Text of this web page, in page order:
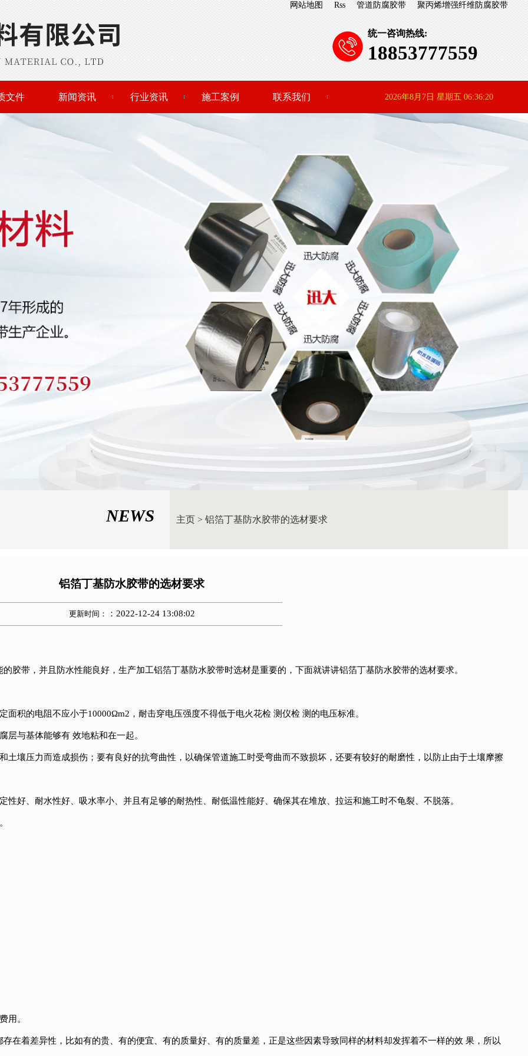
网站地图 Rss 管道防腐胶带 聚丙烯增强纤维防腐胶带
统一咨询热线:
18853777559
文件 新闻资讯 行业资讯 施工案例 联系我们 2026年8月7日 星期五 06:36:20
NEWS 主页 >铝箔丁基防水胶带的选材要求
铝箔丁基防水胶带的选材要求
更新时间： ：2022-12-24 13:08:02
胶带，并且防水性能良好，生产加工铝箔丁基防水胶带时选材是重要的，下面就讲讲铝箔丁基防水胶带的选材要求。
积的电阻不应小于10000Ωm2，耐击穿电压强度不得低于电火花检 测仪检 测的电压标准。
层与基体能够有 效地粘和在一起。
土壤压力而造成损伤；要有良好的抗弯曲性，以确保管道施工时受弯曲而不致损坏，还要有较好的耐磨性，以防止由于土壤摩擦
好、耐水性好、吸水率小、并且有足够的耐热性、耐低温性能好、确保其在堆放、拉运和施工时不龟裂、不脱落。
用。
在着差异性，比如有的贵、有的便宜、有的质量好、有的质量差，正是这些因素导致同样的材料却发挥着不一样的效 果，所以